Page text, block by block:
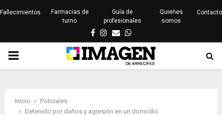
Fallecimientos
Farmacias de
turno
Guía de
profesionales
Quienes
somos
Contacto
Facebook
Instagram
EmailWhatsapp
PRIMARY
Inicio
Policiales
Detenido por daños y agresión en un domicilio